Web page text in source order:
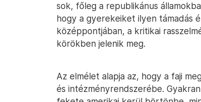
sok, főleg a republikánus
hogy a gyerekeiket ilyen támadás
középpontjában, a kritikai
körökben jelenik meg.
Az elmélet alapja az, hogy a faji
és intézményrendszerébe.